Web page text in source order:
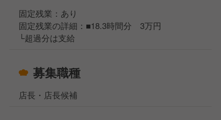
固定残業：あり
固定残業の詳細：■18.3時間分 3万円
└超過分は支給
募集職種
店長・店長候補